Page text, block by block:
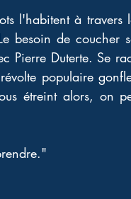
l'habitent à travers
besoin de coucher
Pierre Duterte. Se
populaire
étreint alors, on